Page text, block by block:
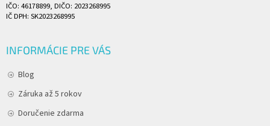
IČO: 46178899, DIČO: 2023268995
IČ DPH: SK2023268995
INFORMÁCIE PRE VÁS
Blog
Záruka až 5 rokov
Doručenie zdarma